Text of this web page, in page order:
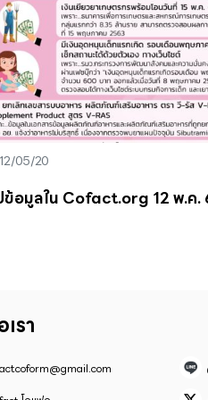
12/05/20
ข้อมูลใน Cofact.org 12 พ.ค.
รา